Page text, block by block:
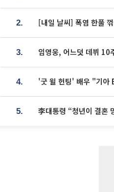
2. [내일 날씨] 폭염 한풀
3. 임영웅, 어느덧 데뷔
4. '굿 윌 헌팅' 배우 "기아
5. 李대통령 “청년이 결혼